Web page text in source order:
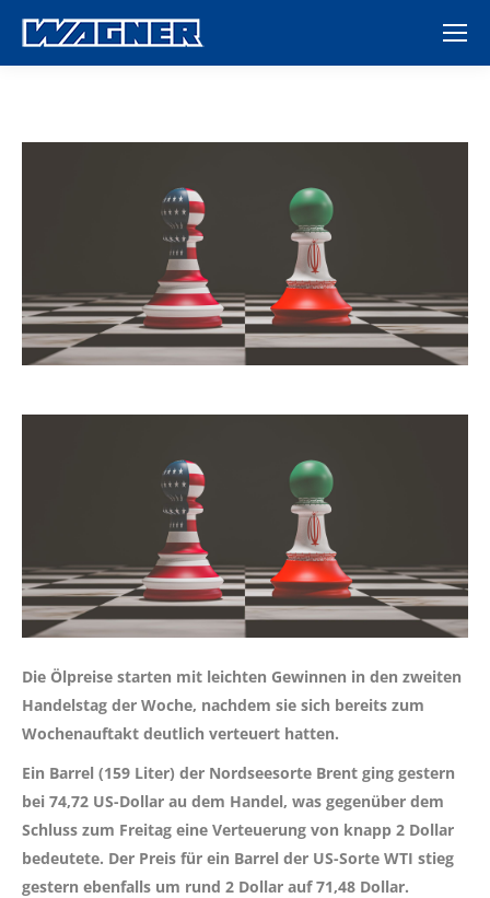
Die Ölpreise starten mit leichten Gewinnen in den zweiten
Handelstag der Woche, nachdem sie sich bereits zum
Wochenauftakt deutlich verteuert hatten.
Ein Barrel (159 Liter) der Nordseesorte Brent ging gestern
bei 74,72 US-Dollar au dem Handel, was gegenüber dem
Schluss zum Freitag eine Verteuerung von knapp 2 Dollar
bedeutete. Der Preis für ein Barrel der US-Sorte WTI stieg
gestern ebenfalls um rund 2 Dollar auf 71,48 Dollar.